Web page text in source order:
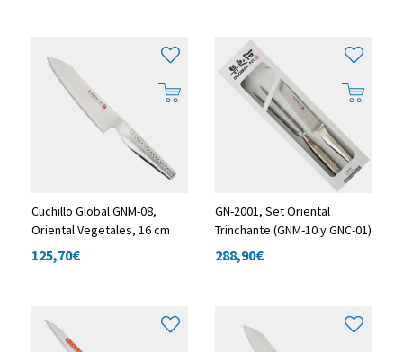
Cuchillo Global GNM-08,
Oriental Vegetales, 16 cm
125,70€
GN-2001, Set Oriental
Trinchante (GNM-10 y GNC-01)
288,90€